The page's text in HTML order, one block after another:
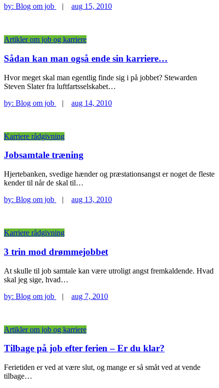
by: Blog om job | aug 15, 2010
Artikler om job og karriere
Sådan kan man også ende sin karriere…
Hvor meget skal man egentlig finde sig i på jobbet? Stewarden
Steven Slater fra luftfartsselskabet…
by: Blog om job | aug 14, 2010
Karriere rådgivning
Jobsamtale træning
Hjertebanken, svedige hænder og præstationsangst er noget de fleste
kender til når de skal til…
by: Blog om job | aug 13, 2010
Karriere rådgivning
3 trin mod drømmejobbet
At skulle til job samtale kan være utroligt angst fremkaldende. Hvad
skal jeg sige, hvad…
by: Blog om job | aug 7, 2010
Artikler om job og karriere
Tilbage på job efter ferien – Er du klar?
Ferietiden er ved at være slut, og mange er så småt ved at vende
tilbage…